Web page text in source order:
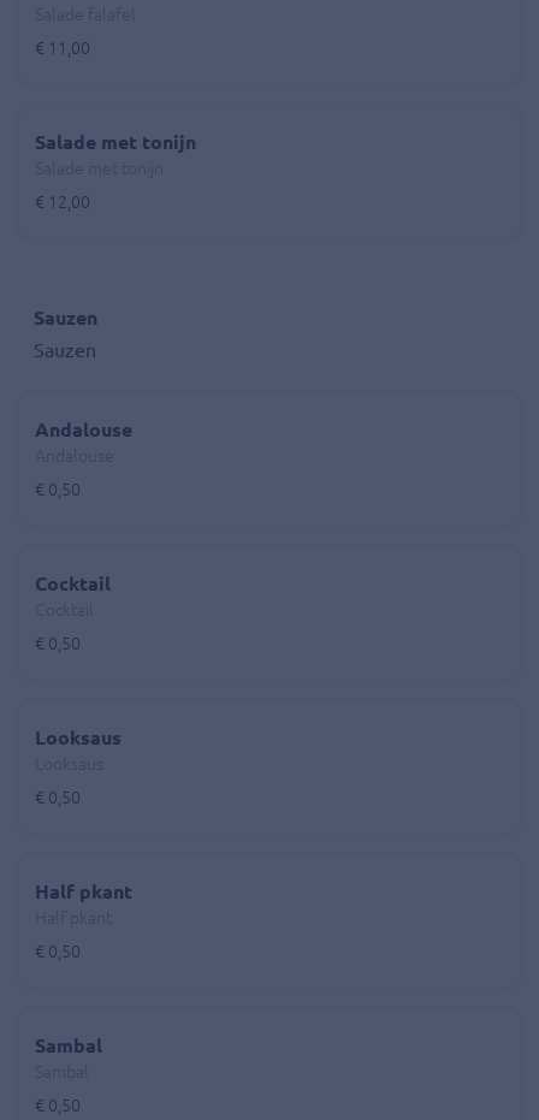
€ 11,00
Salade met tonijn
€ 12,00
Sauzen
Sauzen
Andalouse
€ 0,50
Cocktail
€ 0,50
Looksaus
€ 0,50
Half pkant
€ 0,50
Sambal
€ 0,50